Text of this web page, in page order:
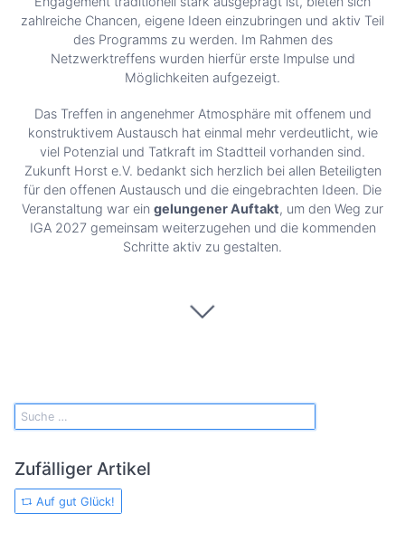
zahlreiche Chancen, eigene Ideen einzubringen und aktiv Teil
des Programms zu werden. Im Rahmen des
Netzwerktreffens wurden hierfür erste Impulse und
Möglichkeiten aufgezeigt.
Das Treffen in angenehmer Atmosphäre mit offenem und
konstruktivem Austausch hat einmal mehr verdeutlicht, wie
viel Potenzial und Tatkraft im Stadtteil vorhanden sind.
Zukunft Horst e.V. bedankt sich herzlich bei allen Beteiligten
für den offenen Austausch und die eingebrachten Ideen. Die
Veranstaltung war ein gelungener Auftakt, um den Weg zur
IGA 2027 gemeinsam weiterzugehen und die kommenden
Schritte aktiv zu gestalten.
Zufälliger Artikel
Auf gut Glück!